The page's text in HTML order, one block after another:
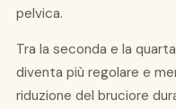
pelvica.
Tra la seconda e la
diventa più regolare e
riduzione del bruciore